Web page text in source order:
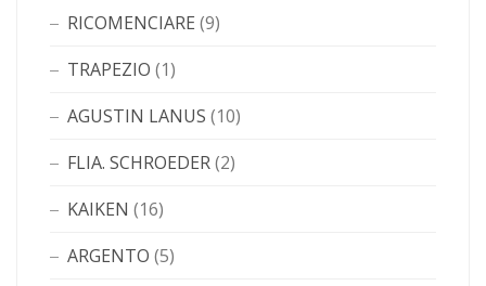
RICOMENCIARE (9)
TRAPEZIO (1)
AGUSTIN LANUS (10)
FLIA. SCHROEDER(2)
KAIKEN (16)
ARGENTO (5)